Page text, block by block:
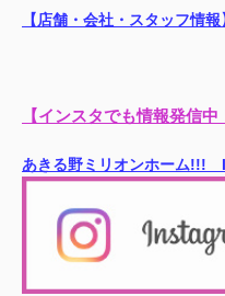
【店舗・会社・スタッフ情報
【インスタでも情報発信中
あきる野ミリオンホーム!!!